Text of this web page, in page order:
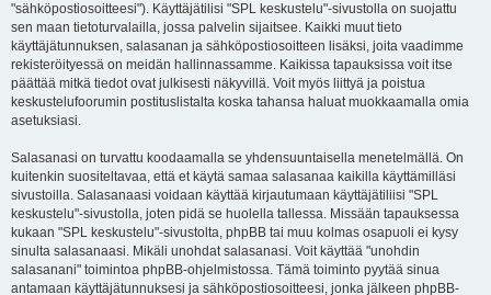
"sähköpostiosoitteesi"). Käyttäjätilisi "SPL keskustelu"-sivustolla on suojattu
sen maan tietoturvalailla, jossa palvelin sijaitsee. Kaikki muut tieto
käyttäjätunnuksen, salasanan ja sähköpostiosoitteen lisäksi, joita vaadimme
rekisteröityessä on meidän hallinnassamme. Kaikissa tapauksissa voit itse
päättää mitkä tiedot ovat julkisesti näkyvillä. Voit myös liittyä ja poistua
keskustelufoorumin postituslistalta koska tahansa haluat muokkaamalla omia
asetuksiasi.
Salasanasi on turvattu koodaamalla se yhdensuuntaisella menetelmällä. On
kuitenkin suositeltavaa, että et käytä samaa salasanaa kaikilla käyttämilläsi
sivustoilla. Salasanaasi voidaan käyttää kirjautumaan käyttäjätiliisi "SPL
keskustelu"-sivustolla, joten pidä se huolella tallessa. Missään tapauksessa
kukaan "SPL keskustelu"-sivustolta, phpBB tai muu kolmas osapuoli ei kysy
sinulta salasanaasi. Mikäli unohdat salasanasi. Voit käyttää "unohdin
salasanani" toimintoa phpBB-ohjelmistossa. Tämä toiminto pyytää sinua
antamaan käyttäjätunnuksesi ja sähköpostiosoitteesi, jonka jälkeen phpBB-